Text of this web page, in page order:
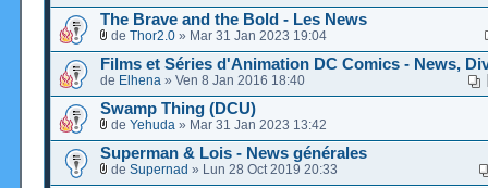
The Brave and the Bold - Les News
de Thor2.0 » Mar 31 Jan 2023 19:04
Films et Séries d'Animation DC Comics - News,
de Elhena » Ven 8 Jan 2016 18:40
Swamp Thing (DCU)
de Yehuda » Mar 31 Jan 2023 13:42
Superman & Lois - News générales
de Supernad » Lun 28 Oct 2019 20:33